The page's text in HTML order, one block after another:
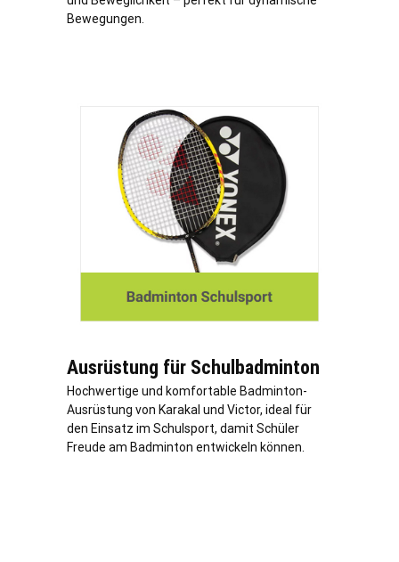
Bewegungen.
Ausrüstung für Schulbadminton
Hochwertige und komfortable Badminton-
Ausrüstung von Karakal und Victor, ideal für
den Einsatz im Schulsport, damit Schüler
Freude am Badminton entwickeln können.